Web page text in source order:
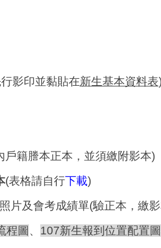
影印並黏貼在新生基本資料表)
戶籍謄本正本，並須繳附影本)
(表格請自行下載)
片及會考成績單(驗正本，繳
程圖 、 107新生報到位置配置圖